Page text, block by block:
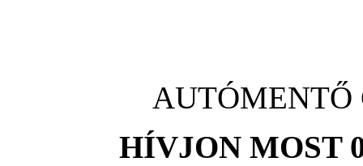
AUTÓMENTŐ
HÍVJON MOST